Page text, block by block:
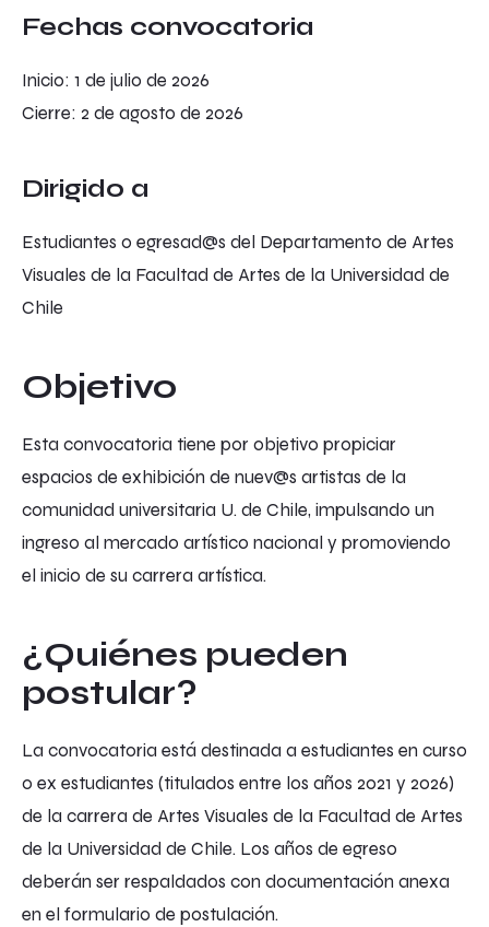
Fechas convocatoria
Inicio: 1 de julio de 2026
Cierre: 2 de agosto de 2026
Dirigido a
Estudiantes o egresad@s del Departamento de Artes
Visuales de la Facultad de Artes de la Universidad de
Chile
Objetivo
Esta convocatoria tiene por objetivo propiciar
espacios de exhibición de nuev@s artistas de la
comunidad universitaria U. de Chile, impulsando un
ingreso al mercado artístico nacional y promoviendo
el inicio de su carrera artística.
¿Quiénes pueden
postular?
La convocatoria está destinada a estudiantes en curso
o ex estudiantes (titulados entre los años 2021 y 2026)
de la carrera de Artes Visuales de la Facultad de Artes
de la Universidad de Chile. Los años de egreso
deberán ser respaldados con documentación anexa
en el formulario de postulación.